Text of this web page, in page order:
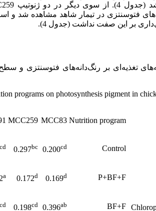
فتوسنتزی در تیمار شاهد مشاهده شد و
بر این صفت نداشت (جدول 4).
برنامه‌های تغذیه‌ای بر رنگ‌دانه‌های فتوسنتزی
programs on photosynthesis pigment in
Nutrition program
MCC83
MCC259
Control
0.200cd
0.297bc
cd
P+BF+F
0.169d
0.172d
a
BF+F
0.396ab
0.198cd
cd